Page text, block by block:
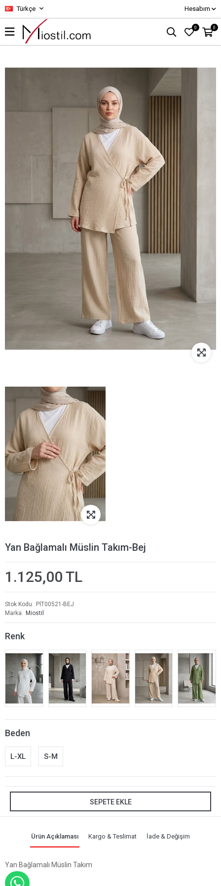
Türkçe Hesabım
0 0
Yan Bağlamalı Müslin Takım-Bej
1.125,00 TL
Stok Kodu
PİT00521-BEJ
Marka
Miostil
Renk
Beden
L-XL S-M
SEPETE EKLE
Ürün Açıklaması Kargo & Teslimat İade & Değişim
Yan Bağlamalı Müslin Takım